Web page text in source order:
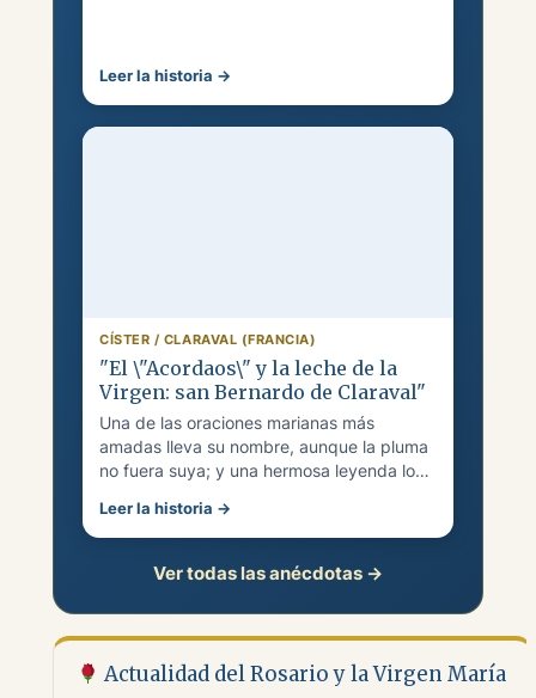
Leer la historia →
CÍSTER / CLARAVAL (FRANCIA)
"El \"Acordaos\" y la leche de la
Virgen: san Bernardo de Claraval"
Una de las oraciones marianas más
amadas lleva su nombre, aunque la pluma
no fuera suya; y una hermosa leyenda lo
Leer la historia →
Ver todas las anécdotas →
Actualidad del Rosario y la Virgen María